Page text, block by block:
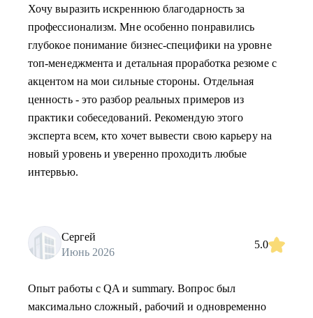
Хочу выразить искреннюю благодарность за
профессионализм. Мне особенно понравились
глубокое понимание бизнес-специфики на уровне
топ-менеджмента и детальная проработка резюме с
акцентом на мои сильные стороны. Отдельная
ценность - это разбор реальных примеров из
практики собеседований. Рекомендую этого
эксперта всем, кто хочет вывести свою карьеру на
новый уровень и уверенно проходить любые
интервью.
Сергей
Июнь 2026
5.0
Опыт работы с QA и summary. Вопрос был
максимально сложный, рабочий и одновременно